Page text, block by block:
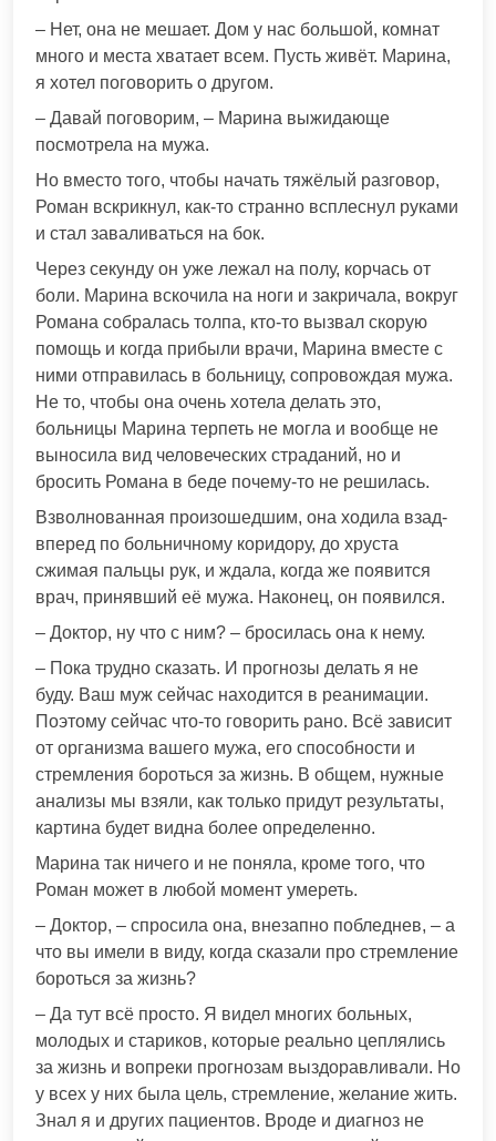
– Нет, она не мешает. Дом у нас большой, комнат
много и места хватает всем. Пусть живёт. Марина,
я хотел поговорить о другом.
– Давай поговорим, – Марина выжидающе
посмотрела на мужа.
Но вместо того, чтобы начать тяжёлый разговор,
Роман вскрикнул, как-то странно всплеснул руками
и стал заваливаться на бок.
Через секунду он уже лежал на полу, корчась от
боли. Марина вскочила на ноги и закричала, вокруг
Романа собралась толпа, кто-то вызвал скорую
помощь и когда прибыли врачи, Марина вместе с
ними отправилась в больницу, сопровождая мужа.
Не то, чтобы она очень хотела делать это,
больницы Марина терпеть не могла и вообще не
выносила вид человеческих страданий, но и
бросить Романа в беде почему-то не решилась.
Взволнованная произошедшим, она ходила взад-
вперед по больничному коридору, до хруста
сжимая пальцы рук, и ждала, когда же появится
врач, принявший её мужа. Наконец, он появился.
– Доктор, ну что с ним? – бросилась она к нему.
– Пока трудно сказать. И прогнозы делать я не
буду. Ваш муж сейчас находится в реанимации.
Поэтому сейчас что-то говорить рано. Всё зависит
от организма вашего мужа, его способности и
стремления бороться за жизнь. В общем, нужные
анализы мы взяли, как только придут результаты,
картина будет видна более определенно.
Марина так ничего и не поняла, кроме того, что
Роман может в любой момент умереть.
– Доктор, – спросила она, внезапно побледнев, – а
что вы имели в виду, когда сказали про стремление
бороться за жизнь?
– Да тут всё просто. Я видел многих больных,
молодых и стариков, которые реально цеплялись
за жизнь и вопреки прогнозам выздоравливали. Но
у всех у них была цель, стремление, желание жить.
Знал я и других пациентов. Вроде и диагноз не